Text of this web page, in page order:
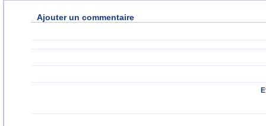
Ajouter un commentaire